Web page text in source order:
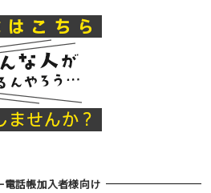
電話帳加入者様向け